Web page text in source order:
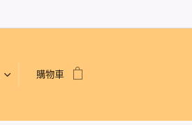
購物車